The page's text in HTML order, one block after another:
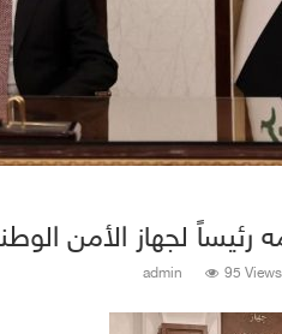
رئيساً لجهاز الأمن
admin 95 Views